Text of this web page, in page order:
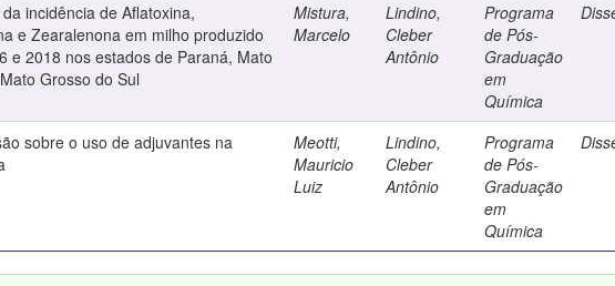
incidência de Aflatoxina,
e Zearalenona em milho produzido
e 2018 nos estados de Paraná, Mato
Grosso do Sul
Mistura,
Marcelo
Lindino,
Cleber
Antônio
Programa
de Pós-
Graduação
em
Química
sobre o uso de adjuvantes na
Meotti,
Mauricio
Luiz
Lindino,
Cleber
Antônio
Programa
de Pós-
Graduação
em
Química